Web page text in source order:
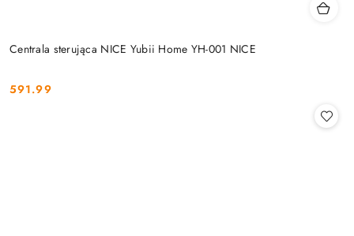
Centrala sterująca NICE Yubii Home YH-001 NICE
Cena:
591.99